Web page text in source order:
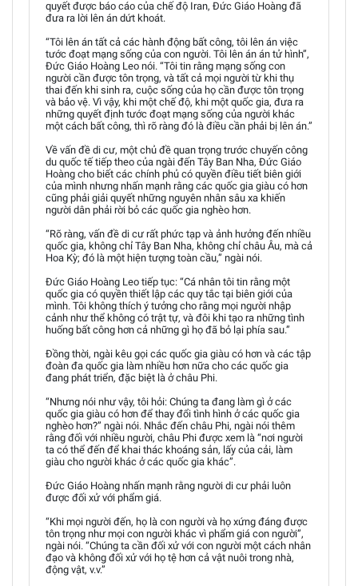
quyết được báo cáo của chế độ Iran, Đức Giáo Hoàng đã
đưa ra lời lên án dứt khoát.
“Tôi lên án tất cả các hành động bất công, tôi lên án việc
tước đoạt mạng sống của con người. Tôi lên án án tử hình”,
Đức Giáo Hoàng Leo nói. “Tôi tin rằng mạng sống con
người cần được tôn trọng, và tất cả mọi người từ khi thụ
thai đến khi sinh ra, cuộc sống của họ cần được tôn trọng
và bảo vệ. Vì vậy, khi một chế độ, khi một quốc gia, đưa ra
những quyết định tước đoạt mạng sống của người khác
một cách bất công, thì rõ ràng đó là điều cần phải bị lên án.”
Về vấn đề di cư, một chủ đề quan trọng trước chuyến công
du quốc tế tiếp theo của ngài đến Tây Ban Nha, Đức Giáo
Hoàng cho biết các chính phủ có quyền điều tiết biên giới
của mình nhưng nhấn mạnh rằng các quốc gia giàu có hơn
cũng phải giải quyết những nguyên nhân sâu xa khiến
người dân phải rời bỏ các quốc gia nghèo hơn.
“Rõ ràng, vấn đề di cư rất phức tạp và ảnh hưởng đến nhiều
quốc gia, không chỉ Tây Ban Nha, không chỉ châu Âu, mà cả
Hoa Kỳ; đó là một hiện tượng toàn cầu,” ngài nói.
Đức Giáo Hoàng Leo tiếp tục: “Cá nhân tôi tin rằng một
quốc gia có quyền thiết lập các quy tắc tại biên giới của
mình. Tôi không thích ý tưởng cho rằng mọi người nhập
cảnh như thể không có trật tự, và đôi khi tạo ra những tình
huống bất công hơn cả những gì họ đã bỏ lại phía sau.”
Đồng thời, ngài kêu gọi các quốc gia giàu có hơn và các tập
đoàn đa quốc gia làm nhiều hơn nữa cho các quốc gia
đang phát triển, đặc biệt là ở châu Phi.
“Nhưng nói như vậy, tôi hỏi: Chúng ta đang làm gì ở các
quốc gia giàu có hơn để thay đổi tình hình ở các quốc gia
nghèo hơn?” ngài nói. Nhắc đến châu Phi, ngài nói thêm
rằng đối với nhiều người, châu Phi được xem là “nơi người
ta có thể đến để khai thác khoáng sản, lấy của cải, làm
giàu cho người khác ở các quốc gia khác”.
Đức Giáo Hoàng nhấn mạnh rằng người di cư phải luôn
được đối xử với phẩm giá.
“Khi mọi người đến, họ là con người và họ xứng đáng được
tôn trọng như mọi con người khác vì phẩm giá con người”,
ngài nói. “Chúng ta cần đối xử với con người một cách nhân
đạo và không đối xử với họ tệ hơn cả vật nuôi trong nhà,
động vật, v.v.”